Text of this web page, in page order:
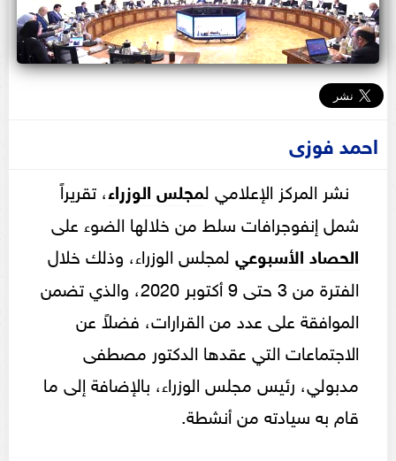
احمد فوزى
نشر المركز الإعلامي لمجلس الوزراء، تقريراً
شمل إنفوجرافات سلط من خلالها الضوء على
الحصاد الأسبوعي لمجلس الوزراء، وذلك خلال
الفترة من 3 حتى 9 أكتوبر 2020، والذي تضمن
الموافقة على عدد من القرارات، فضلاً عن
الاجتماعات التي عقدها الدكتور مصطفى
مدبولي، رئيس مجلس الوزراء، بالإضافة إلى ما
قام به سيادته من أنشطة.